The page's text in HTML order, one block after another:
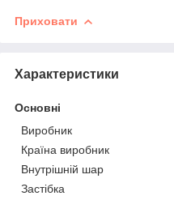
Приховати
Характеристики
Основні
Виробник
Країна виробник
Внутрішній шар
Застібка